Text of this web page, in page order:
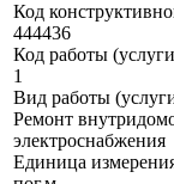
Код
444436
Код работы
1
Вид работы
Ремонт
электроснабжения
Единица